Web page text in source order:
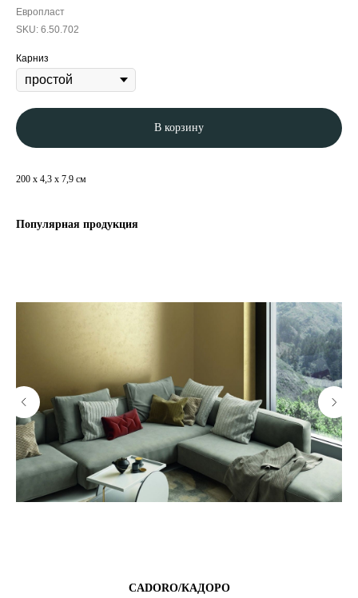
Европласт
SKU: 6.50.702
Карниз
В корзину
200 x 4,3 x 7,9 см
Популярная продукция
CADORO/КАДОРО